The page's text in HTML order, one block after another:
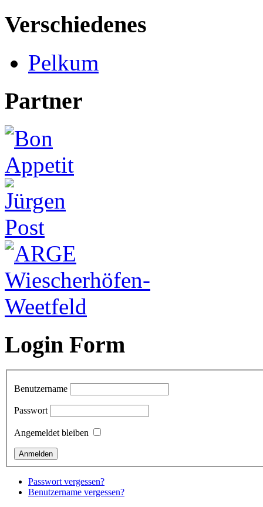
Verschiedenes
Pelkum
Partner
Login Form
Benutzername
Passwort
Angemeldet bleiben
Passwort vergessen?
Benutzername vergessen?